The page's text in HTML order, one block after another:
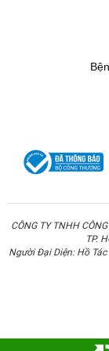
này, máy có
hiệu suất cao.
với tối ưu hóa
liên tục trong
Bộ nhớ đáp
CÔNG TY TNHH
TP.
Người Đại Diện: Hồ